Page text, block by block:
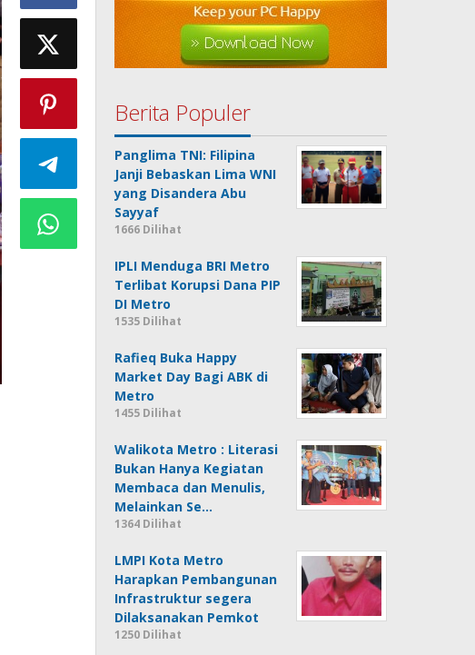
Berita Populer
Panglima TNI: Filipina
Janji Bebaskan Lima WNI
yang Disandera Abu
Sayyaf
1666 Dilihat
IPLI Menduga BRI Metro
Terlibat Korupsi Dana PIP
DI Metro
1535 Dilihat
Rafieq Buka Happy
Market Day Bagi ABK di
Metro
1455 Dilihat
Walikota Metro : Literasi
Bukan Hanya Kegiatan
Membaca dan Menulis,
Melainkan Se…
1364 Dilihat
LMPI Kota Metro
Harapkan Pembangunan
Infrastruktur segera
Dilaksanakan Pemkot
1250 Dilihat